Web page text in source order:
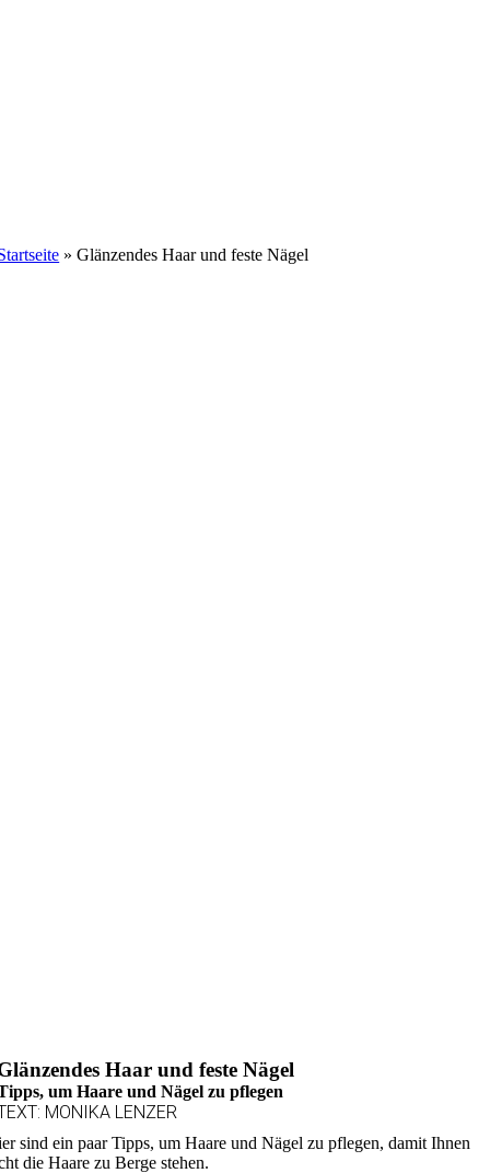
»Glänzendes Haar und feste Nägel
Haar und feste Nägel
um Haare und Nägel zu pflegen
MONIKA LENZER
sind ein paar Tipps, um Haare und Nägel zu pflegen, damit Ihnen
die Haare zu Berge stehen.